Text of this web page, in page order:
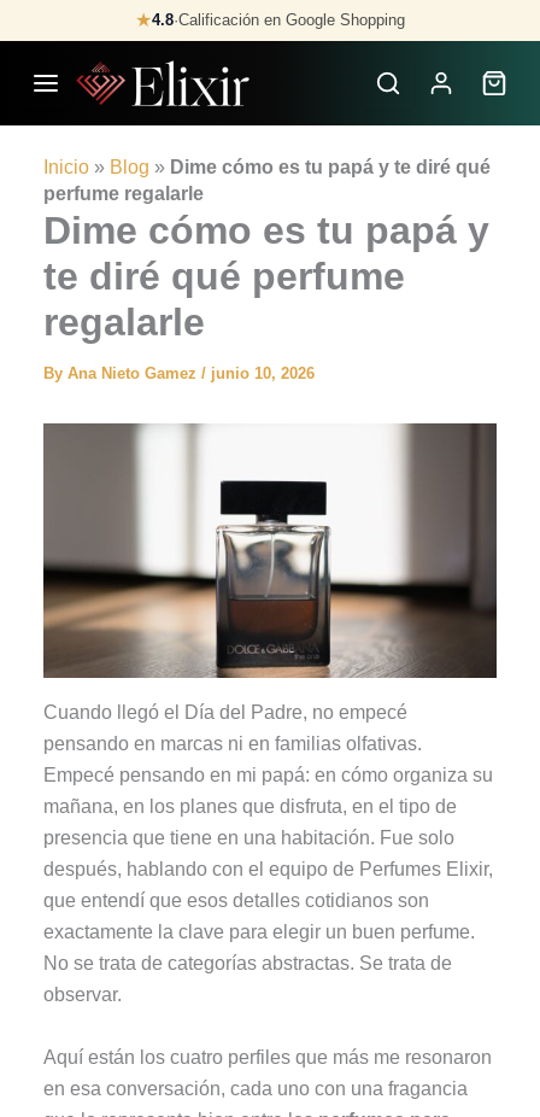
to
content
★4.8·Calificación en Google Shopping
Inicio » Blog » Dime cómo es tu papá y te diré qué
perfume regalarle
Dime cómo es tu papá y
te diré qué perfume
regalarle
By Ana Nieto Gamez / junio 10, 2026
Cuando llegó el Día del Padre, no empecé
pensando en marcas ni en familias olfativas.
Empecé pensando en mi papá: en cómo organiza su
mañana, en los planes que disfruta, en el tipo de
presencia que tiene en una habitación. Fue solo
después, hablando con el equipo de Perfumes Elixir,
que entendí que esos detalles cotidianos son
exactamente la clave para elegir un buen perfume.
No se trata de categorías abstractas. Se trata de
observar.
Aquí están los cuatro perfiles que más me resonaron
en esa conversación, cada uno con una fragancia